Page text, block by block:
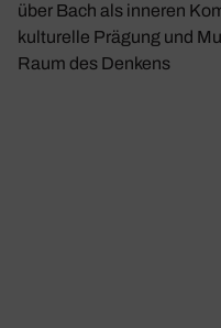
über Bach als inneren
kulturelle Prägung und
Raum des Denkens